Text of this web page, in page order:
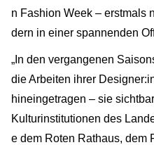
n Fashion Week – erstmals
dern in einer spannenden
„In den vergangenen
die Arbeiten ihrer
hineingetragen – sie
Kulturinstitutionen des
e dem Roten Rathaus, dem